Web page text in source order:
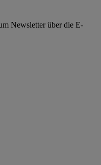
Newsletter über die E-